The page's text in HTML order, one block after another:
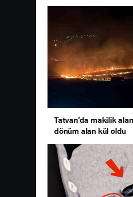
Tatvan’da makilik
dönüm alan kül oldu